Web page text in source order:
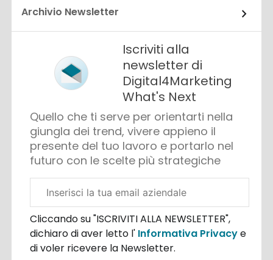
Archivio Newsletter
Iscriviti alla
newsletter di
Digital4Marketing
What's Next
Quello che ti serve per orientarti nella
giungla dei trend, vivere appieno il
presente del tuo lavoro e portarlo nel
futuro con le scelte più strategiche
aziendale
Cliccando su "ISCRIVITI ALLA NEWSLETTER",
dichiaro di aver letto l' Informativa Privacye
di voler ricevere la Newsletter.